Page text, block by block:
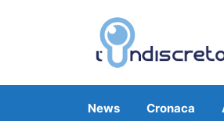
News Cronaca